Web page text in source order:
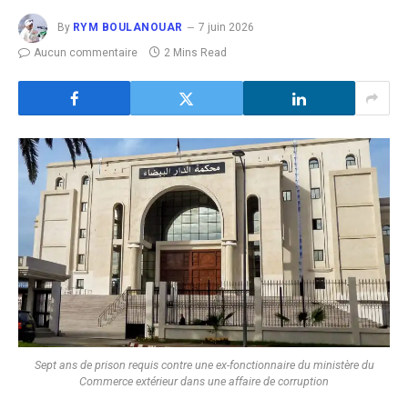
By RYM BOULANOUAR
7 juin 2026
Aucun commentaire
2 Mins Read
Sept ans de prison requis contre une ex-fonctionnaire du ministère du
Commerce extérieur dans une affaire de corruption